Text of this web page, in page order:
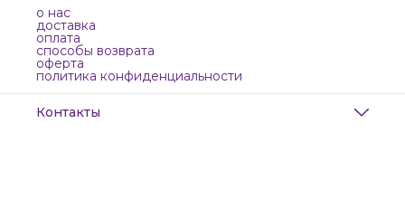
о нас
доставка
оплата
способы возврата
оферта
политика конфиденциальности
Контакты